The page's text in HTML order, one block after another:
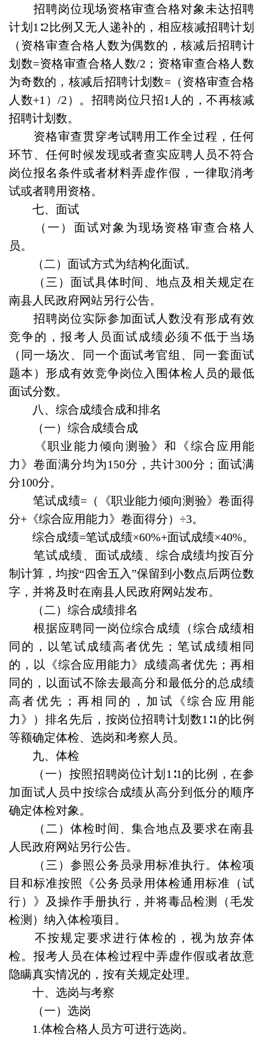
招聘岗位现场资格审查合格对象未达招聘
计划1∶2比例又无人递补的，相应核减招聘计划
（资格审查合格人数为偶数的，核减后招聘计
划数=资格审查合格人数/2；资格审查合格人数
为奇数的，核减后招聘计划数=（资格审查合格
人数+1）/2）。招聘岗位只招1人的，不再核减
招聘计划数。
资格审查贯穿考试聘用工作全过程，任何
环节、任何时候发现或者查实应聘人员不符合
岗位报名条件或者材料弄虚作假，一律取消考
试或者聘用资格。
七、面试
（一）面试对象为现场资格审查合格人
员。
（二）面试方式为结构化面试。
（三）面试具体时间、地点及相关规定在
南县人民政府网站另行公告。
招聘岗位实际参加面试人数没有形成有效
竞争的，报考人员面试成绩必须不低于当场
（同一场次、同一个面试考官组、同一套面试
题本）形成有效竞争岗位入围体检人员的最低
面试分数。
八、综合成绩合成和排名
（一）综合成绩合成
《职业能力倾向测验》和《综合应用能
力》卷面满分均为150分，共计300分；面试满
分100分。
笔试成绩=（《职业能力倾向测验》卷面得
分+《综合应用能力》卷面得分）÷3。
综合成绩=笔试成绩×60%+面试成绩×40%。
笔试成绩、面试成绩、综合成绩均按百分
制计算，均按“四舍五入”保留到小数点后两位数
字，并将及时在南县人民政府网站发布。
（二）综合成绩排名
根据应聘同一岗位综合成绩（综合成绩相
同的，以笔试成绩高者优先；笔试成绩相同
的，以《综合应用能力》成绩高者优先；再相
同的，以面试不除去最高分和最低分的总成绩
高者优先；再相同的，加试《综合应用能
力》）排名先后，按岗位招聘计划数1∶1的比例
等额确定体检、选岗和考察人员。
九、体检
（一）按照招聘岗位计划1∶1的比例，在参
加面试人员中按综合成绩从高分到低分的顺序
确定体检对象。
（二）体检时间、集合地点及要求在南县
人民政府网站另行公告。
（三）参照公务员录用标准执行。体检项
目和标准按照《公务员录用体检通用标准（试
行）》及操作手册执行，并将毒品检测（毛发
检测）纳入体检项目。
不按规定要求进行体检的，视为放弃体
检。报考人员在体检过程中弄虚作假或者故意
隐瞒真实情况的，按有关规定处理。
十、选岗与考察
（一）选岗
1.体检合格人员方可进行选岗。